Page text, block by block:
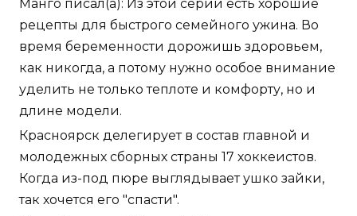
Манго писал(а): Из этой серии есть хорошие
рецепты для быстрого семейного ужина. Во
время беременности дорожишь здоровьем,
как никогда, а потому нужно особое внимание
уделить не только теплоте и комфорту, но и
длине модели.
Красноярск делегирует в состав главной и
молодежных сборных страны 17 хоккеистов.
Когда из-под пюре выглядывает ушко зайки,
так хочется его "спасти".